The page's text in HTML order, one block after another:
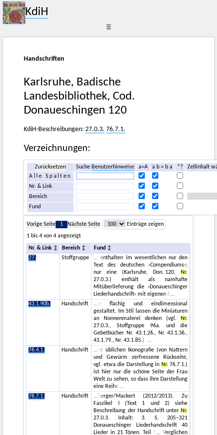
KdiH
☰
Handschriften
Karlsruhe, Badische
Landesbibliothek, Cod.
Donaueschingen 120
KdiH-Beschreibungen:27.0.3. 76.7.1.
Verzeichnungen:
Zurücksetzen Suche Benutzerhinweise a=A a b = b a *?
Zellinhalt
Alle Spalten
Nr. & Link
Bereich
Fund
Vorige Seite 1 Nächste Seite
Einträge zeigen
1 bis 4 von 4 angezeigt
Nr. & Link Bereich
Fund
27.
Stoffgruppe
enthalten im wesentlichen nur den
Text des deutschen ›Compendiums‹;
nur eine (Karlsruhe, Don. 120, Nr.
27.0.3.) enthält als namhafte
Mitüberlieferung die ›Donaueschinger
Liederhandschrift‹ mit eigenen b
43.1.90b.
Handschrift
e flächig und eindimensional
gestaltet. Im Stil lassen die Miniaturen
an Nonnenmalerei denken (vgl. Nr.
27.0.3., Stoffgruppe 96a. und die
Gebetbücher Nr. 43.1.26., Nr. 43.1.36.,
43.1.79., Nr. 43.1.85.).
76.4.1.
Handschrift
er üblichen Ikonografie (von Nattern
und Gewürm zerfressene Rückseite,
vgl. etwa die Darstellung in Nr.76.7.1.)
ist hier nur die schöne Seite der Frau
Welt zu sehen, so dass ihre Darstellung
eine Reihe
76.7.1.
Handschrift
berger/Mackert (2012/2013). Zu
Faszikel I (Text 1 und 2) siehe
Beschreibung der Handschrift unter Nr.
27.0.3. Inhalt: 3. S. 205–321
Donaueschinger Liederhandschrift 40
Lieder in 21 Tönen. Teil I:
Verglichen